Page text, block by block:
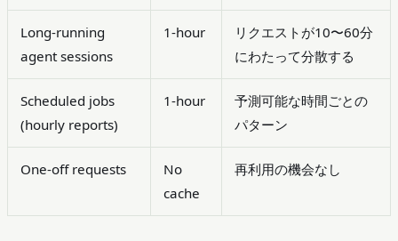
Long-running
agent sessions
1-hour
リクエストが10〜60分
にわたって分散する
Scheduled jobs
(hourly reports)
1-hour
予測可能な時間ごとの
パターン
One-off requests
No
cache
再利用の機会なし